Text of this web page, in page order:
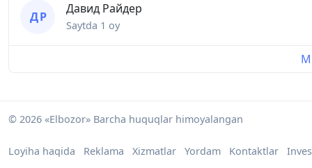
Д Р
Давид Райдер
Saytda 1 oy
© 2026 «Elbozor» Barcha huquqlar himoyalangan
Loyiha haqida Reklama Xizmatlar Yordam Kontaktlar